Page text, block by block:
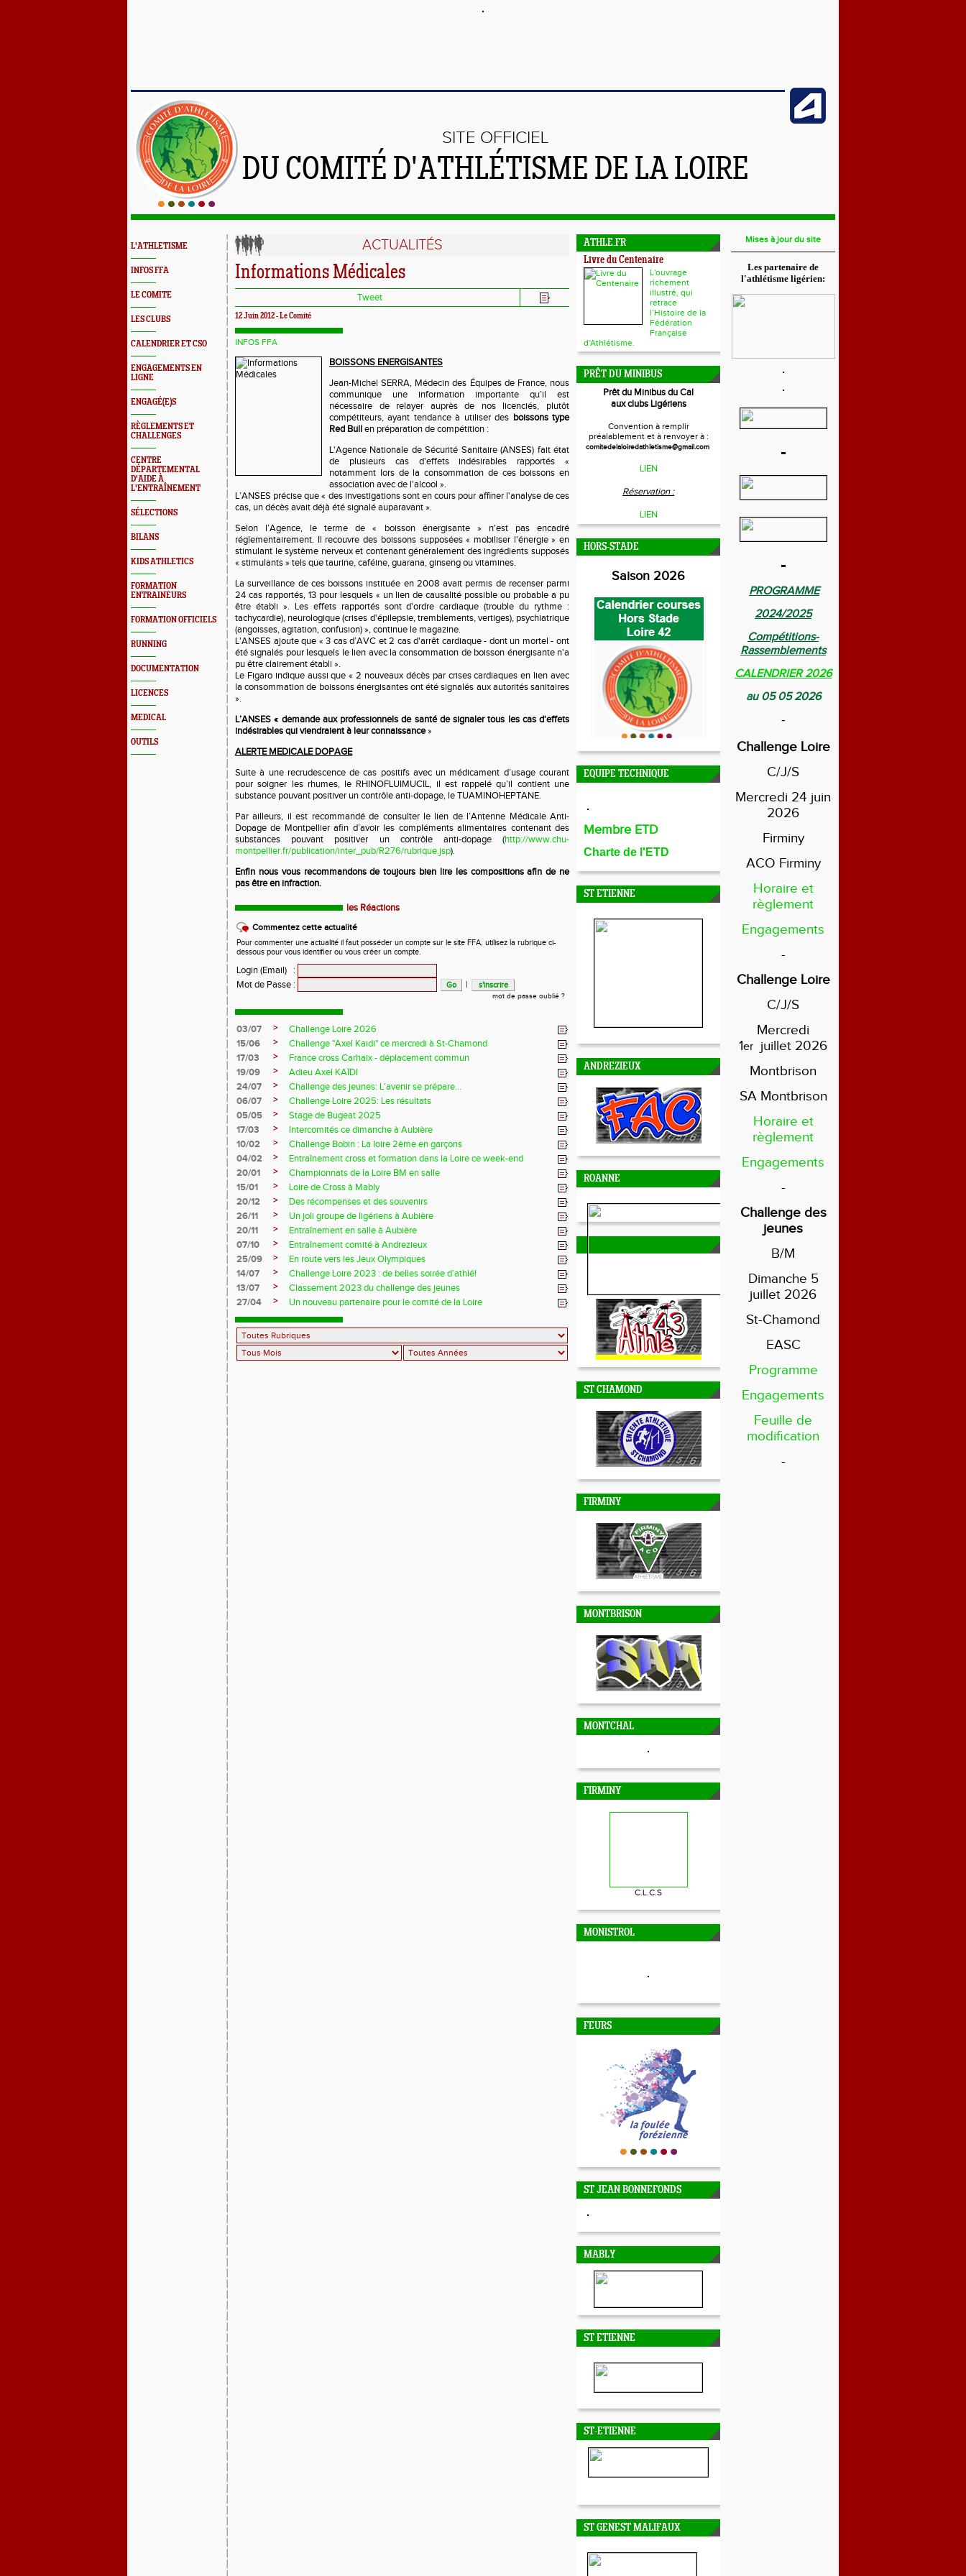
SITE OFFICIEL
DU COMITÉ D'ATHLÉTISME DE LA LOIRE
L'ATHLETISME
INFOS FFA
LE COMITE
LES CLUBS
CALENDRIER ET CSO
ENGAGEMENTS EN
LIGNE
ENGAGÉ(E)S
RÈGLEMENTS ET
CHALLENGES
CENTRE
DÉPARTEMENTAL
D'AIDE À
L'ENTRAÎNEMENT
SÉLECTIONS
BILANS
KIDS ATHLETICS
FORMATION
ENTRAINEURS
FORMATION OFFICIELS
RUNNING
DOCUMENTATION
LICENCES
MEDICAL
OUTILS
ACTUALITÉS
Informations Médicales
Tweet
12 Juin 2012 - Le Comité
INFOS FFA
BOISSONS ENERGISANTES
Jean-Michel SERRA, Médecin des Équipes de France, nous
communique une information importante qu’il est
nécessaire de relayer auprès de nos licenciés, plutôt
compétiteurs, ayant tendance à utiliser des boissons type
Red Bullen préparation de compétition :
L'Agence Nationale de Sécurité Sanitaire (ANSES) fait état
de plusieurs cas d'effets indésirables rapportés «
notamment lors de la consommation de ces boissons en
association avec de l'alcool ».
L’ANSES précise que « des investigations sont en cours pour affiner l'analyse de ces
cas, un décès avait déjà été signalé auparavant ».
Selon l’Agence, le terme de « boisson énergisante » n'est pas encadré
réglementairement. Il recouvre des boissons supposées « mobiliser l'énergie » en
stimulant le système nerveux et contenant généralement des ingrédients supposés
« stimulants » tels que taurine, caféine, guarana, ginseng ou vitamines.
La surveillance de ces boissons instituée en 2008 avait permis de recenser parmi
24 cas rapportés, 13 pour lesquels « un lien de causalité possible ou probable a pu
être établi ». Les effets rapportés sont d'ordre cardiaque (trouble du rythme :
tachycardie), neurologique (crises d'épilepsie, tremblements, vertiges), psychiatrique
(angoisses, agitation, confusion) », continue le magazine.
L'ANSES ajoute que « 3 cas d’AVC et 2 cas d'arrêt cardiaque - dont un mortel - ont
été signalés pour lesquels le lien avec la consommation de boisson énergisante n'a
pu être clairement établi ».
Le Figaro indique aussi que « 2 nouveaux décès par crises cardiaques en lien avec
la consommation de boissons énergisantes ont été signalés aux autorités sanitaires
».
L’ANSES « demande aux professionnels de santé de signaler tous les cas d'effets
indésirables qui viendraient à leur connaissance»
ALERTE MEDICALE DOPAGE
Suite à une recrudescence de cas positifs avec un médicament d’usage courant
pour soigner les rhumes, le RHINOFLUIMUCIL, il est rappelé qu’il contient une
substance pouvant positiver un contrôle anti-dopage, le TUAMINOHEPTANE.
Par ailleurs, il est recommandé de consulter le lien de l’Antenne Médicale Anti-
Dopage de Montpellier afin d’avoir les compléments alimentaires contenant des
substances pouvant positiver un contrôle anti-dopage (http://www.chu-
montpellier.fr/publication/inter_pub/R276/rubrique.jsp).
Enfin nous vous recommandons de toujours bien lire les compositions afin de ne
pas être en infraction.
les Réactions
Commentez cette actualité
Pour commenter une actualité il faut posséder un compte sur le site FFA, utilisez la rubrique ci-
dessous pour vous identifier ou vous créer un compte.
Login (Email)
:
Mot de Passe : |
mot de passe oublié ?
03/07 >
Challenge Loire 2026
15/06
>
Challenge "Axel Kaidi" ce mercredi à St-Chamond
17/03
>
France cross Carhaix - déplacement commun
19/09
>
Adieu Axel KAÏDI
24/07
>
Challenge des jeunes: L'avenir se prépare...
06/07
>
Challenge Loire 2025: Les résultats
05/05
>
Stage de Bugeat 2025
17/03
>
Intercomités ce dimanche à Aubière
10/02
>
Challenge Bobin : La loire 2ème en garçons
04/02
>
Entraînement cross et formation dans la Loire ce week-end
20/01
>
Championnats de la Loire BM en salle
15/01
>
Loire de Cross à Mably
20/12
>
Des récompenses et des souvenirs
26/11
>
Un joli groupe de ligériens à Aubière
20/11
>
Entraînement en salle à Aubière
07/10
>
Entraînement comité à Andrezieux
25/09
>
En route vers les Jeux Olympiques
14/07
>
Challenge Loire 2023 : de belles soirée d’athlé!
13/07
>
Classement 2023 du challenge des jeunes
27/04
> Un nouveau partenaire pour le comité de la Loire
ATHLE.FR
Livre du Centenaire
L'ouvrage
richement
illustré, qui
retrace
l’Histoire de la
Fédération
Française
d'Athlétisme.
PRÊT DU MINIBUS
Prêt du Minibus du Cal
aux clubs Ligériens
Convention à remplir
préalablement et à renvoyer à :
comitedelaloiredathletisme@gmail.com
LIEN
Réservation :
LIEN
HORS-STADE
Saison 2026
EQUIPE TECHNIQUE
Membre ETD
Charte de l'ETD
ST ETIENNE
ANDREZIEUX
ROANNE
DUNIERES
ST CHAMOND
FIRMINY
MONTBRISON
MONTCHAL
FIRMINY
C.L.C.S
MONISTROL
FEURS
ST JEAN BONNEFONDS
MABLY
ST ETIENNE
ST-ETIENNE
ST GENEST MALIFAUX
Mises à jour du site
Les partenaire de
l'athlétisme ligérien:
-
-
PROGRAMME
2024/2025
Compétitions-
Rassemblements
CALENDRIER 2026
au 05 05 2026
-
Challenge Loire
C/J/S
Mercredi 24 juin
2026
Firminy
ACO Firminy
Horaire et
règlement
Engagements
-
Challenge Loire
C/J/S
Mercredi
1er juillet 2026
Montbrison
SA Montbrison
Horaire et
règlement
Engagements
-
Challenge des
jeunes
B/M
Dimanche 5
juillet 2026
St-Chamond
EASC
Programme
Engagements
Feuille de
modification
-